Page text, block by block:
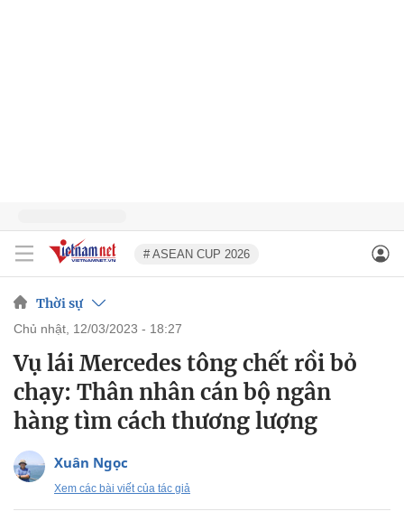
# ASEAN CUP 2026
Thời sự
chủ nhật, 12/03/2023 - 18:27
Vụ lái Mercedes tông chết rồi bỏ
chạy: Thân nhân cán bộ ngân
hàng tìm cách thương lượng
Xuân Ngọc
Xem các bài viết của tác giả